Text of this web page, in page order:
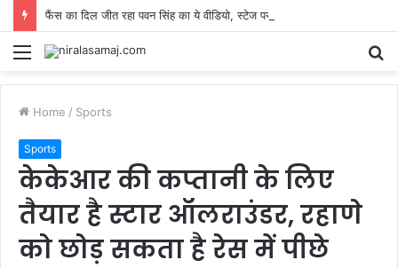
Menu
Home / Sports
Sports
केकेआर की कप्तानी के लिए
तैयार है स्टार ऑलराउंडर, रहाणे
को छोड़ सकता है रेस में पीछे